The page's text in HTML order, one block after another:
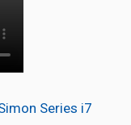
Series i7